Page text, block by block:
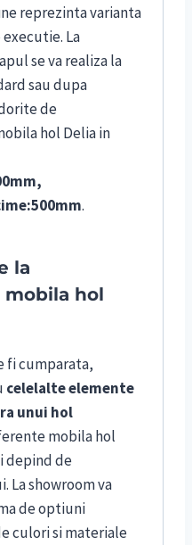
reprezinta varianta
La
se va realiza la
sau dupa
de
hol Delia in
.
la
hol
fi cumparata,
celelalte elemente
unui hol
mobila hol
depind de
showroom va
de optiuni
culori si materiale